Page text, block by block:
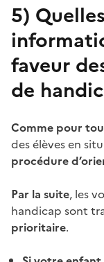
5)
faveur
de
Comme pour
des élèves en
procédure
Par la suite, les
handicap sont
prioritaire.